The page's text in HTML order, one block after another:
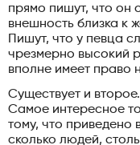
прямо пишут, что он
внешность близка к
Пишут, что у певца
чрезмерно высокий
вполне имеет право
Существует и
Самое интересное
тому, что приведено
сколько людей,